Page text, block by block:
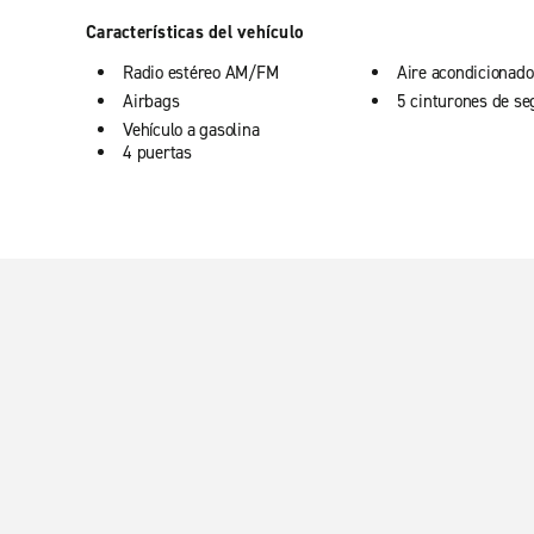
Características del vehículo
Radio estéreo AM/FM
Airbags
Vehículo a gasolina
Aire acondicionado
5 cinturones de
4 puertas